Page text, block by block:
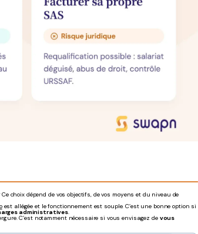
choix dépend de vos objectifs, de vos moyens et du niveau de
est allégée et le fonctionnement est souple. C’est une bonne option si
administratives.
C’est notamment nécessaire si vous envisagez de vous